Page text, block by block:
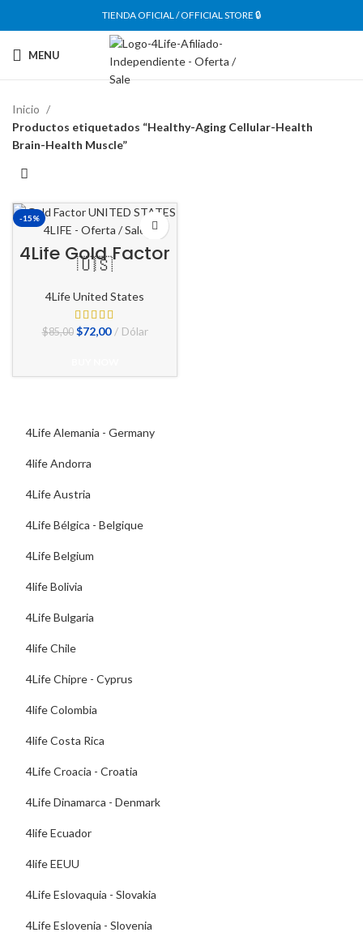
TIENDA OFICIAL / OFFICIAL STORE 🔒
MENU
4Life Alemania - Germany
4life Andorra
4Life Austria
4Life Bélgica - Belgique
4Life Belgium
4life Bolivia
4Life Bulgaria
4life Chile
4Life Chipre - Cyprus
4life Colombia
4life Costa Rica
4Life Croacia - Croatia
4Life Dinamarca - Denmark
4life Ecuador
4life EEUU
4Life Eslovaquia - Slovakia
4Life Eslovenia - Slovenia
Inicio
Productos etiquetados “Healthy-Aging Cellular-Health
Brain-Health Muscle”
-15%
4Life Gold Factor
🇺🇸
4Life United States
$85,00 El
era:
$72,00El
es:
Dólar